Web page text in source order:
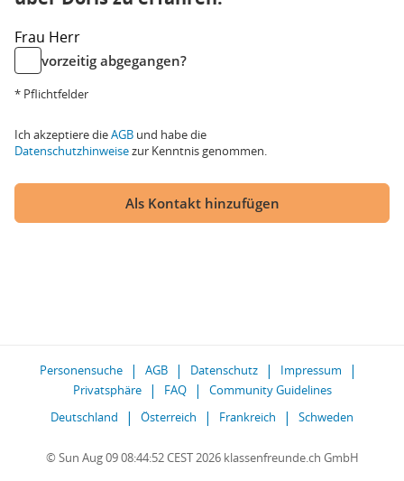
Frau Herr
vorzeitig abgegangen?
* Pflichtfelder
Ich akzeptiere dieAGB und habe die
Datenschutzhinweisezur Kenntnis genommen.
Als Kontakt hinzufügen
Personensuche AGB Datenschutz
Impressum
Privatsphäre
FAQ
Community Guidelines
Deutschland
Österreich Frankreich Schweden
© Sun Aug 09 08:44:52 CEST 2026 klassenfreunde.ch GmbH